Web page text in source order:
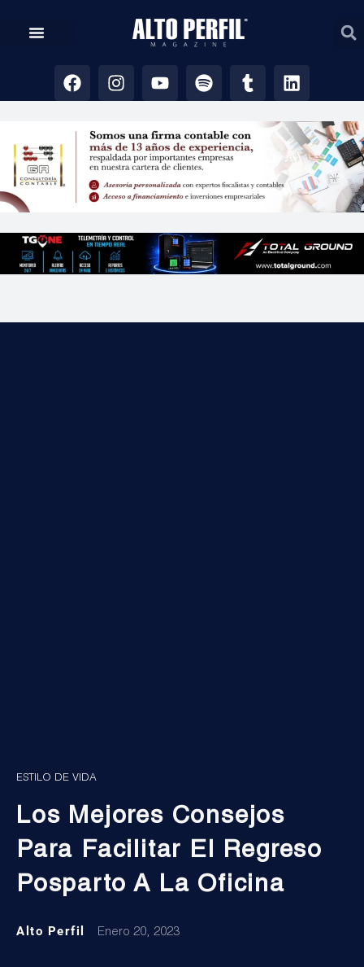
ESTILO DE VIDA
Los Mejores Consejos
Para Facilitar El Regreso
Posparto A La Oficina
Alto Perfil Enero 20, 2023